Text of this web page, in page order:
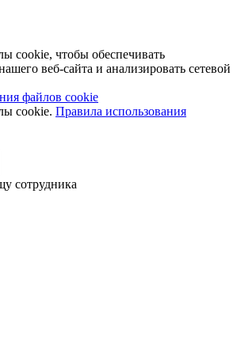
cookie, чтобы обеспечивать
веб-сайта и анализировать сетевой
файлов cookie
cookie. Правила использования
сотрудника